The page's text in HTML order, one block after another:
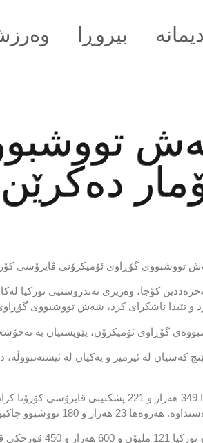
دیمانە بیروڕا
دەکرێن
تووشبووی گۆڕاوی ئۆمیکرۆنی ڤایرۆسی
شەممە 11ی کانوونی یەکەمی 2021، فەخرەددین کۆجا، وەزیری
و تێیدا ئاشکرای کرد، شەش تووشبووی
گۆڕاوی ئۆمیکرۆن، پێویستیان بە
کەسیان لە ئیزمیر و یەکیان لە
تووشبوو چاكبوونه‌ته‌وه‌.